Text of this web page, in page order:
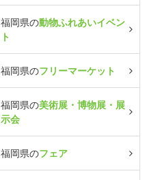
福岡県の動物ふれあいイベン
ト
福岡県のフリーマーケット
福岡県の美術展・博物展・展
示会
福岡県のフェア